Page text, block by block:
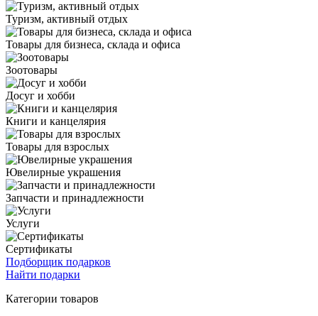
Туризм, активный отдых
Товары для бизнеса, склада и офиса
Зоотовары
Досуг и хобби
Книги и канцелярия
Товары для взрослых
Ювелирные украшения
Запчасти и принадлежности
Услуги
Сертификаты
Подборщик подарков
Найти подарки
Категории товаров